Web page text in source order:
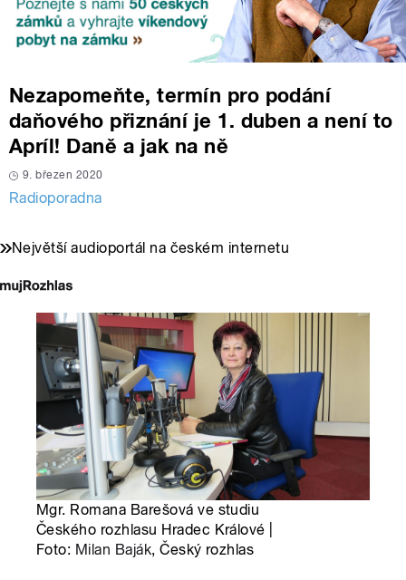
Nezapomeňte, termín pro podání
daňového přiznání je 1. duben a není to
Apríl! Daně a jak na ně
9. březen 2020
Radioporadna
Největší audioportál na českém internetu
Mgr. Romana Barešová ve studiu
Českého rozhlasu Hradec Králové |
Foto: Milan Baják, Český rozhlas